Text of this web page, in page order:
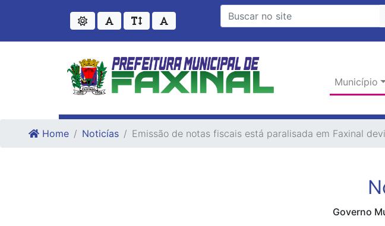
Município
Home Noticías Emissão de notas fiscais está paralisada em Faxinal
Governo